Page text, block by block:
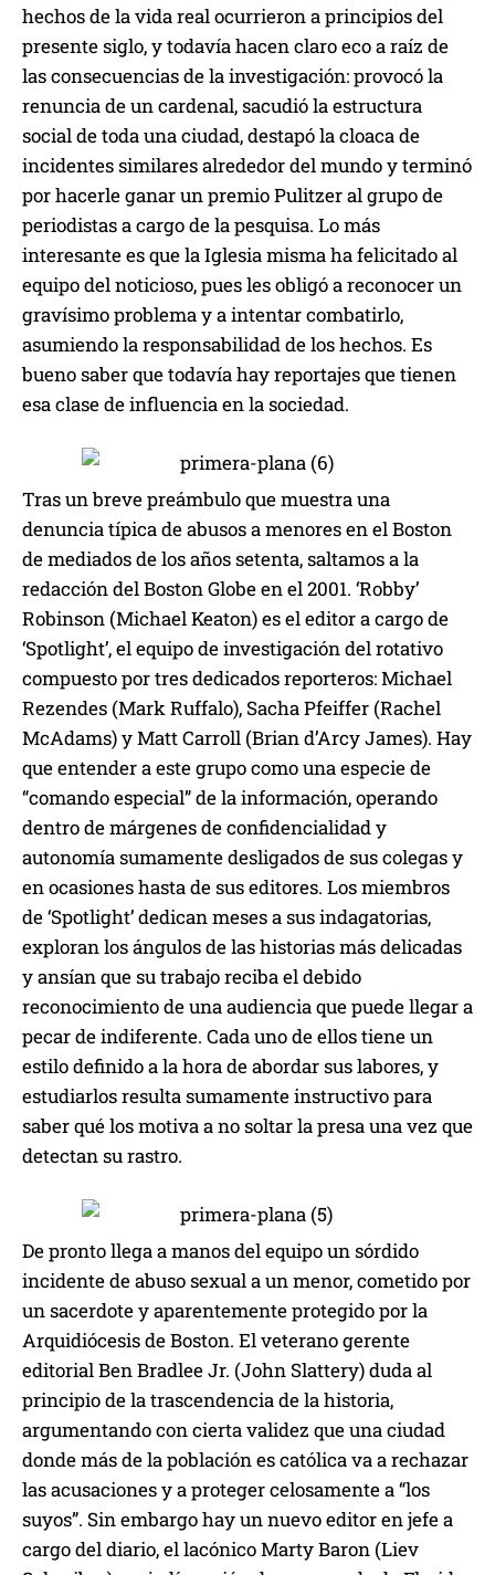
hechos de la vida real ocurrieron a principios del
presente siglo, y todavía hacen claro eco a raíz de
las consecuencias de la investigación: provocó la
renuncia de un cardenal, sacudió la estructura
social de toda una ciudad, destapó la cloaca de
incidentes similares alrededor del mundo y terminó
por hacerle ganar un premio Pulitzer al grupo de
periodistas a cargo de la pesquisa. Lo más
interesante es que la Iglesia misma ha felicitado al
equipo del noticioso, pues les obligó a reconocer un
gravísimo problema y a intentar combatirlo,
asumiendo la responsabilidad de los hechos. Es
bueno saber que todavía hay reportajes que tienen
esa clase de influencia en la sociedad.
Tras un breve preámbulo que muestra una
denuncia típica de abusos a menores en el Boston
de mediados de los años setenta, saltamos a la
redacción del Boston Globe en el 2001. ‘Robby’
Robinson (Michael Keaton) es el editor a cargo de
‘Spotlight’, el equipo de investigación del rotativo
compuesto por tres dedicados reporteros: Michael
Rezendes (Mark Ruffalo), Sacha Pfeiffer (Rachel
McAdams) y Matt Carroll (Brian d’Arcy James). Hay
que entender a este grupo como una especie de
“comando especial” de la información, operando
dentro de márgenes de confidencialidad y
autonomía sumamente desligados de sus colegas y
en ocasiones hasta de sus editores. Los miembros
de ‘Spotlight’ dedican meses a sus indagatorias,
exploran los ángulos de las historias más delicadas
y ansían que su trabajo reciba el debido
reconocimiento de una audiencia que puede llegar a
pecar de indiferente. Cada uno de ellos tiene un
estilo definido a la hora de abordar sus labores, y
estudiarlos resulta sumamente instructivo para
saber qué los motiva a no soltar la presa una vez que
detectan su rastro.
De pronto llega a manos del equipo un sórdido
incidente de abuso sexual a un menor, cometido por
un sacerdote y aparentemente protegido por la
Arquidiócesis de Boston. El veterano gerente
editorial Ben Bradlee Jr. (John Slattery) duda al
principio de la trascendencia de la historia,
argumentando con cierta validez que una ciudad
donde más de la población es católica va a rechazar
las acusaciones y a proteger celosamente a “los
suyos”. Sin embargo hay un nuevo editor en jefe a
cargo del diario, el lacónico Marty Baron (Liev